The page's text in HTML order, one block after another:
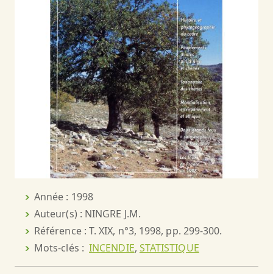
Année : 1998
Auteur(s) : NINGRE J.M.
Référence : T. XIX, n°3, 1998, pp. 299-300.
Mots-clés :INCENDIE, STATISTIQUE